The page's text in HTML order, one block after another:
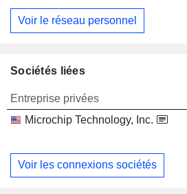
Voir le réseau personnel
Sociétés liées
Entreprise privées
Microchip Technology, Inc.
Voir les connexions sociétés